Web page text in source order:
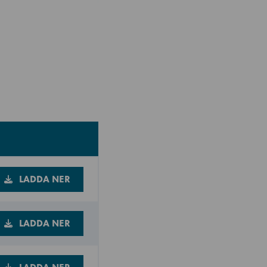
LADDA NER
LADDA NER